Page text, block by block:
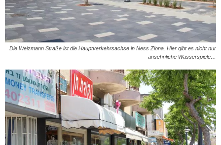
Die Weizmann Straße ist die Hauptverkehrsachse in Ness Ziona. Hier gibt es nicht nur
ansehnliche Wasserspiele…